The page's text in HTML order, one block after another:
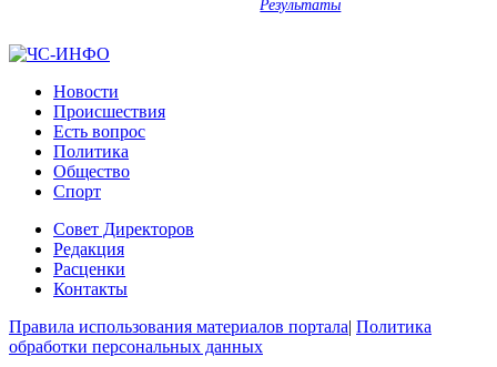
Результаты
Новости
Происшествия
Есть вопрос
Политика
Общество
Спорт
Совет Директоров
Редакция
Расценки
Контакты
Правила использования материалов портала| Политика
обработки персональных данных